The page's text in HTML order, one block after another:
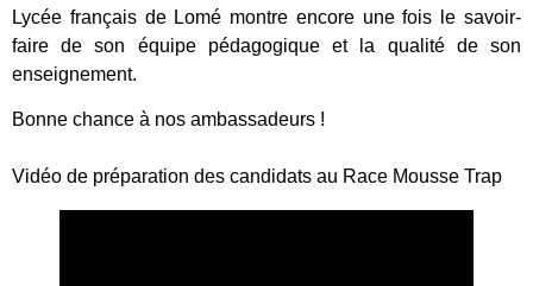
Lycée français de Lomé montre encore une fois le savoir-
faire de son équipe pédagogique et la qualité de son
enseignement.
Bonne chance à nos ambassadeurs !
Vidéo de préparation des candidats au Race Mousse Trap